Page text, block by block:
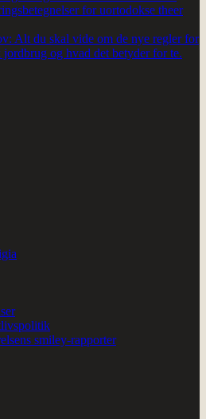
for uortodokse theer
Alt du skal vide om de nye regler for
og hvad det betyder for te.
smiley-rapporter